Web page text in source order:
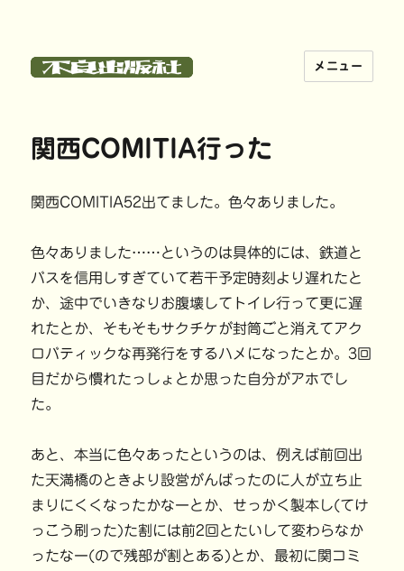
メニュー
関西COMITIA行った
関西COMITIA52出てました。色々ありました。
色々ありました……というのは具体的には、鉄道と
バスを信用しすぎていて若干予定時刻より遅れたと
か、途中でいきなりお腹壊してトイレ行って更に遅
れたとか、そもそもサクチケが封筒ごと消えてアク
ロバティックな再発行をするハメになったとか。3回
目だから慣れたっしょとか思った自分がアホでし
た。
あと、本当に色々あったというのは、例えば前回出
た天満橋のときより設営がんばったのに人が立ち止
まりにくくなったかなーとか、せっかく製本し(てけ
っこう刷った)た割には前2回とたいして変わらなか
ったなー(ので残部が割とある)とか、最初に関コミ